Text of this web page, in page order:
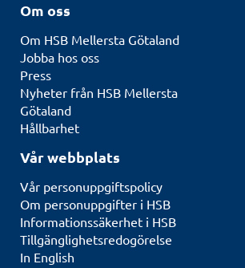
Om oss
Om HSB Mellersta Götaland
Jobba hos oss
Press
Nyheter från HSB Mellersta
Götaland
Hållbarhet
Vår webbplats
Vår personuppgiftspolicy
Om personuppgifter i HSB
Informationssäkerhet i HSB
Tillgänglighetsredogörelse
In English